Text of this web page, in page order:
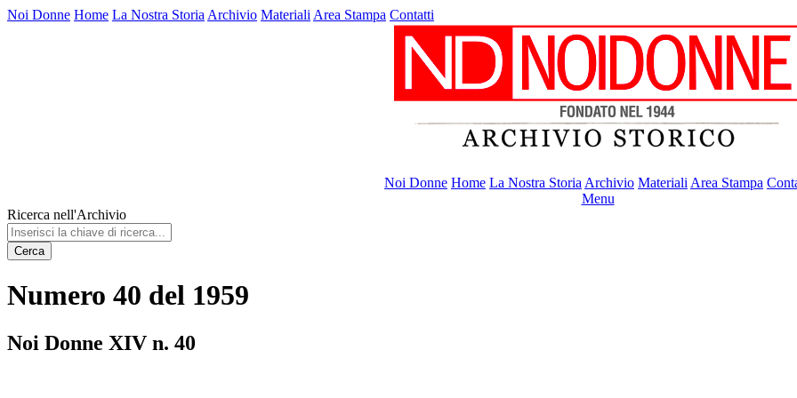
Noi Donne Home La Nostra Storia Archivio Materiali Area Stampa Contatti
Noi Donne Home La Nostra Storia Archivio Materiali Area Stampa
Menu
Ricerca nell'Archivio
Cerca
Numero 40 del 1959
Noi Donne XIV n. 40